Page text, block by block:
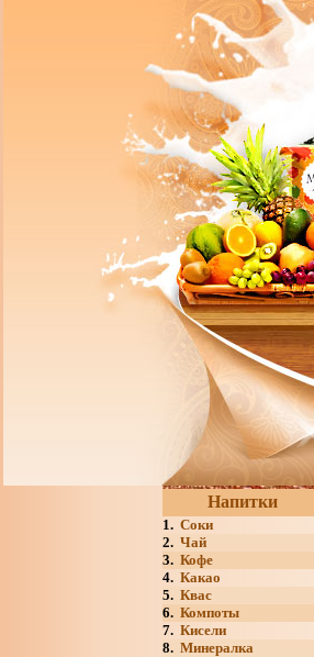
Напитки
1. Соки
2. Чай
3. Кофе
4. Какао
5. Квас
6. Компоты
7. Кисели
8. Минералка